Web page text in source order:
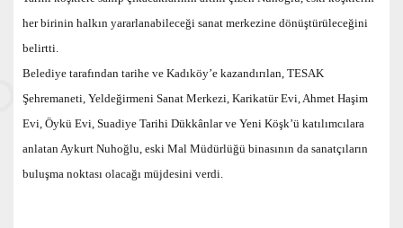
her birinin halkın yararlanabileceği sanat merkezine dönüştürüleceğini
belirtti.
Belediye tarafından tarihe ve Kadıköy’e kazandırılan, TESAK
Şehremaneti, Yeldeğirmeni Sanat Merkezi, Karikatür Evi, Ahmet Haşim
Evi, Öykü Evi, Suadiye Tarihi Dükkânlar ve Yeni Köşk’ü katılımcılara
anlatan Aykurt Nuhoğlu, eski Mal Müdürlüğü binasının da sanatçıların
buluşma noktası olacağı müjdesini verdi.